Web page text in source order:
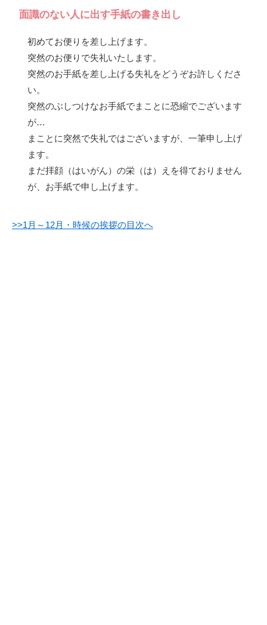
面識のない人に出す手紙の書き出し
初めてお便りを差し上げます。
突然のお便りで失礼いたします。
突然のお手紙を差し上げる失礼をどうぞお許しくださ
い。
突然のぶしつけなお手紙でまことに恐縮でございます
が…
まことに突然で失礼ではございますが、一筆申し上げ
ます。
まだ拝顔（はいがん）の栄（は）えを得ておりません
が、お手紙で申し上げます。
>>1月～12月・時候の挨拶の目次へ